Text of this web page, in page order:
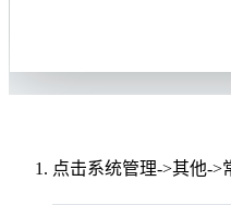
点击系统管理->其他->